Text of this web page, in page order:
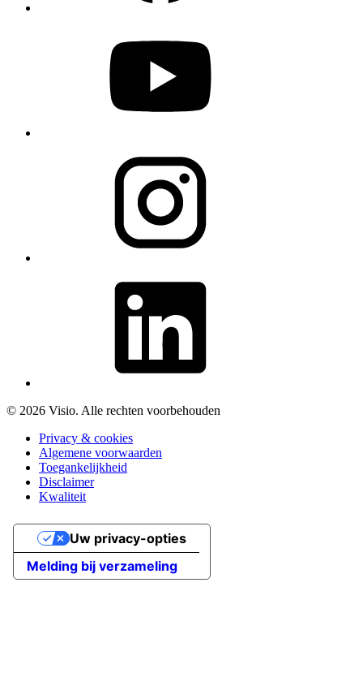
© 2026 Visio. Alle rechten voorbehouden
Privacy & cookies
Algemene voorwaarden
Toegankelijkheid
Disclaimer
Kwaliteit
Melding bij verzameling
Uw privacy-opties